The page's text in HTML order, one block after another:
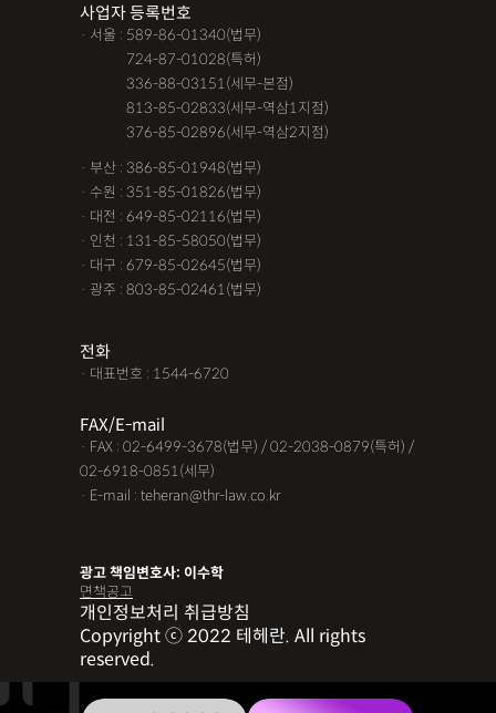
사업자 등록번호
· 서울 : 589-86-01340(법무)
724-87-01028(특허)
336-88-03151(세무-본점)
813-85-02833(세무-역삼1지점)
376-85-02896(세무-역삼2지점)
· 부산 : 386-85-01948(법무)
· 수원 : 351-85-01826(법무)
· 대전 : 649-85-02116(법무)
· 인천 : 131-85-58050(법무)
· 대구 : 679-85-02645(법무)
· 광주 : 803-85-02461(법무)
전화
· 대표번호 : 1544-6720
FAX/E-mail
· FAX : 02-6499-3678(법무) / 02-2038-0879(특허) /
02-6918-0851(세무)
· E-mail : teheran@thr-law.co.kr
광고 책임변호사: 이수학
면책공고
개인정보처리 취급방침
Copyright ⓒ 2022 테헤란. All rights
reserved.